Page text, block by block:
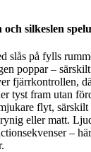
silkeslen
slås på fylls
poppar –
fjärrkontrollen,
tyst fram utan
flyt, särskilt
eller matt.
–